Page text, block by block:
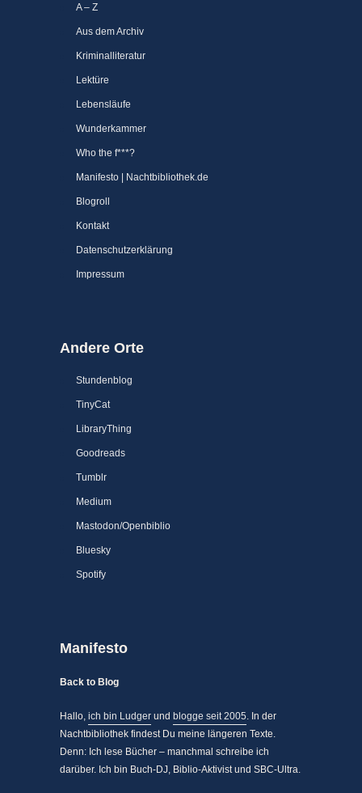
A – Z
Aus dem Archiv
Kriminalliteratur
Lektüre
Lebensläufe
Wunderkammer
Who the f***?
Manifesto | Nachtbibliothek.de
Blogroll
Kontakt
Datenschutzerklärung
Impressum
Andere Orte
Stundenblog
TinyCat
LibraryThing
Goodreads
Tumblr
Medium
Mastodon/Openbiblio
Bluesky
Spotify
Manifesto
Back to Blog
Hallo, ich bin Ludger und blogge seit 2005. In der
Nachtbibliothek findest Du meine längeren Texte.
Denn: Ich lese Bücher – manchmal schreibe ich
darüber. Ich bin Buch-DJ, Biblio-Aktivist und SBC-Ultra.